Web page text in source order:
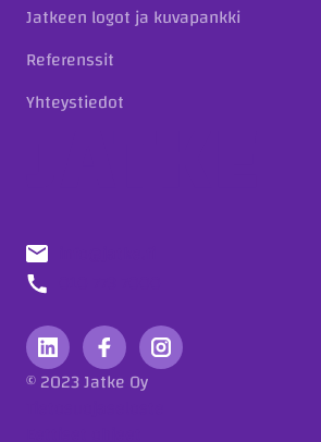
Jatkeen logot ja kuvapankki
Referenssit
Yhteystiedot
© 2023 Jatke Oy